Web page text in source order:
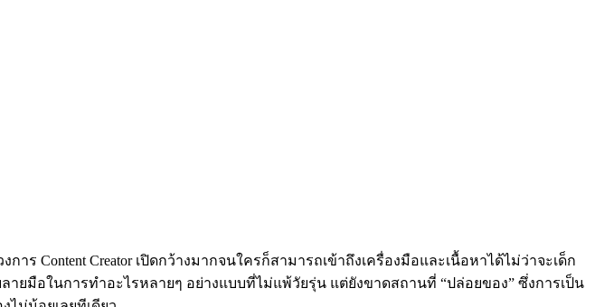
ร Content Creator เปิดกว้างมากจนใครก็สามารถเข้าถึงเครื่องมือและเนื้อหาได้ไม่ว่าจะเด็ก
มือในการทำอะไรหลายๆ อย่างแบบที่ไม่แพ้วัยรุ่น แต่ยังขาดสถานที่ “ปล่อยของ” ซึ่งการเป็น